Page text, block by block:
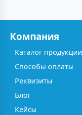
Компания
Каталог продукции
Способы оплаты
Реквизиты
Блог
Кейсы